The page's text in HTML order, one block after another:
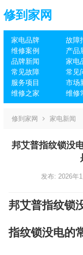
修到家网
家电品牌 故障
维修案例
产品
品牌新闻
家电
常见故障
常见
服务项目
市场
维修之家
维修
修到家网 家电新闻
邦艾普指纹锁没
发布: 2026年1
邦艾普指纹锁
指纹锁没电的